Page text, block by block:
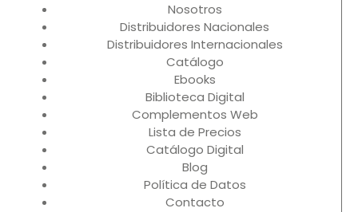
Nosotros
Distribuidores Nacionales
Distribuidores Internacionales
Catálogo
Ebooks
Biblioteca Digital
Complementos Web
Lista de Precios
Catálogo Digital
Blog
Política de Datos
Contacto